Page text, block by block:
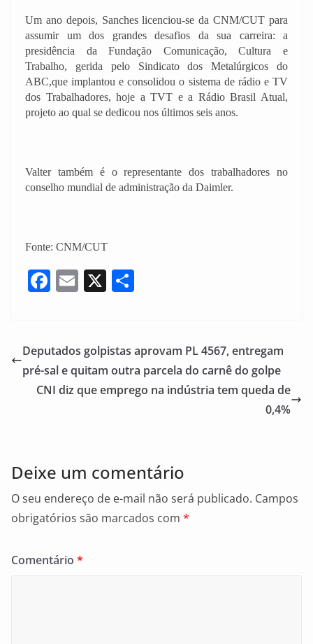
Um ano depois, Sanches licenciou-se da CNM/CUT para
assumir um dos grandes desafios da sua carreira: a
presidência da Fundação Comunicação, Cultura e
Trabalho, gerida pelo Sindicato dos Metalúrgicos do
ABC,que implantou e consolidou o sistema de rádio e TV
dos Trabalhadores, hoje a TVT e a Rádio Brasil Atual,
projeto ao qual se dedicou nos últimos seis anos.
Valter também é o representante dos trabalhadores no
conselho mundial de administração da Daimler.
Fonte: CNM/CUT
F
e
b
o
E
l
X
e
Deputados golpistas aprovam PL 4567, entregam
pré-sal e quitam outra parcela do carnê do golpe
CNI diz que emprego na indústria tem queda de
0,4%
Deixe um comentário
O seu endereço de e-mail não será publicado. Campos
obrigatórios são marcados com *
Comentário *